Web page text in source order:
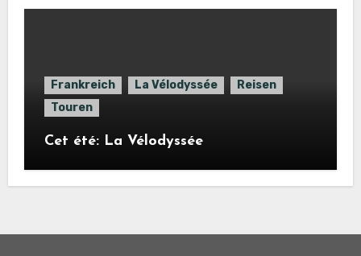
Frankreich La Vélodyssée
Reisen
Touren
Cet été: La Vélodyssée